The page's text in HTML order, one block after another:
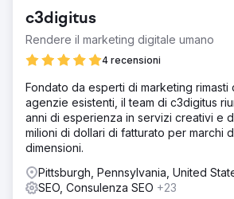
c3digitus
Rendere il marketing digitale umano
4 recensioni
Fondato da esperti di marketing rimasti
agenzie esistenti, il team di c3digitus
anni di esperienza in servizi creativi e
milioni di dollari di fatturato per marchi
dimensioni.
Pittsburgh, Pennsylvania, United
SEO, Consulenza SEO +23